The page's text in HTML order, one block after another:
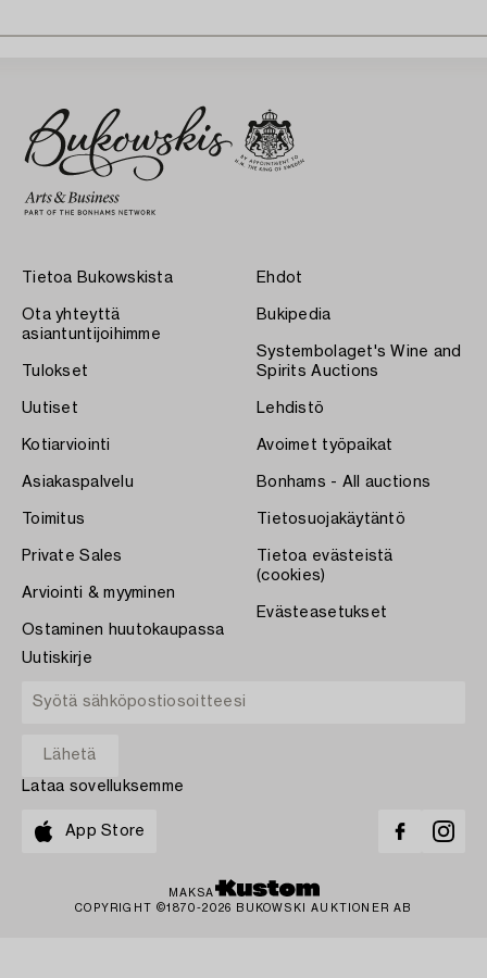
Tietoa Bukowskista
Ota yhteyttä
asiantuntijoihimme
Tulokset
Uutiset
Kotiarviointi
Asiakaspalvelu
Toimitus
Private Sales
Arviointi & myyminen
Ostaminen huutokaupassa
Ehdot
Bukipedia
Systembolaget's Wine and
Spirits Auctions
Lehdistö
Avoimet työpaikat
Bonhams - All auctions
Tietosuojakäytäntö
Tietoa evästeistä
(cookies)
Evästeasetukset
Uutiskirje
Lataa sovelluksemme
App Store
MAKSA
COPYRIGHT ©1870-2026 BUKOWSKI AUKTIONER AB